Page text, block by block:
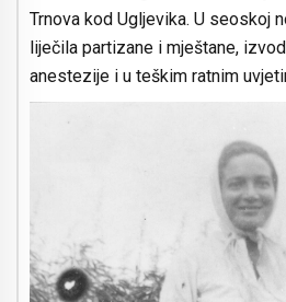
Trnova kod Ugljevika. U seoskoj
liječila partizane i mještane,
anestezije i u teškim ratnim